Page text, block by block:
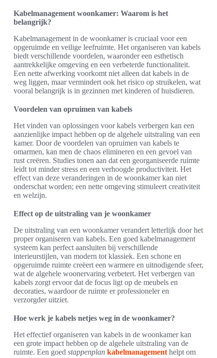
Kabelmanagement woonkamer: Waarom is het
belangrijk?
Kabelmanagement in de woonkamer is cruciaal voor een
opgeruimde en veilige leefruimte. Het organiseren van kabels
biedt verschillende voordelen, waaronder een esthetisch
aantrekkelijke omgeving en een verbeterde functionaliteit.
Een nette afwerking voorkomt niet alleen dat kabels in de
weg liggen, maar vermindert ook het risico op struikelen, wat
vooral belangrijk is in gezinnen met kinderen of huisdieren.
Voordelen van opruimen van kabels
Het vinden van oplossingen voor kabels verbergen kan een
aanzienlijke impact hebben op de algehele uitstraling van een
kamer. Door de voordelen van opruimen van kabels te
omarmen, kan men de chaos elimineren en een gevoel van
rust creëren. Studies tonen aan dat een georganiseerde ruimte
leidt tot minder stress en een verhoogde productiviteit. Het
effect van deze veranderingen in de woonkamer kan niet
onderschat worden; een nette omgeving stimuleert creativiteit
en welzijn.
Effect op de uitstraling van je woonkamer
De uitstraling van een woonkamer verandert letterlijk door het
proper organiseren van kabels. Een goed kabelmanagement
systeem kan perfect aansluiten bij verschillende
interieurstijlen, van modern tot klassiek. Een schone en
opgeruimde ruimte creëert een warmere en uitnodigende sfeer,
wat de algehele woonervaring verbetert. Het verbergen van
kabels zorgt ervoor dat de focus ligt op de meubels en
decoraties, waardoor de ruimte er professioneler en
verzorgder uitziet.
Hoe werk je kabels netjes weg in de woonkamer?
Het effectief organiseren van kabels in de woonkamer kan
een grote impact hebben op de algehele uitstraling van de
ruimte. Een goed stappenplan kabelmanagement helpt om